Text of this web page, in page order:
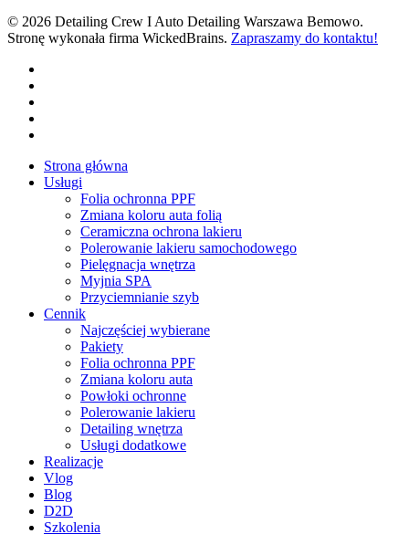
© 2026 Detailing Crew I Auto Detailing Warszawa Bemowo.
Stronę wykonała firma WickedBrains. Zapraszamy do kontaktu!
Close
Menu
Strona główna
Usługi
Folia ochronna PPF
Zmiana koloru auta folią
Ceramiczna ochrona lakieru
Polerowanie lakieru samochodowego
Pielęgnacja wnętrza
Myjnia SPA
Przyciemnianie szyb
Cennik
Najczęściej wybierane
Pakiety
Folia ochronna PPF
Zmiana koloru auta
Powłoki ochronne
Polerowanie lakieru
Detailing wnętrza
Usługi dodatkowe
Realizacje
Vlog
Blog
D2D
Szkolenia